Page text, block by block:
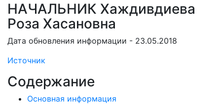
НАЧАЛЬНИК Хаждивдиева
Роза Хасановна
Дата обновления информации - 23.05.2018
Источник
Содержание
Основная информация